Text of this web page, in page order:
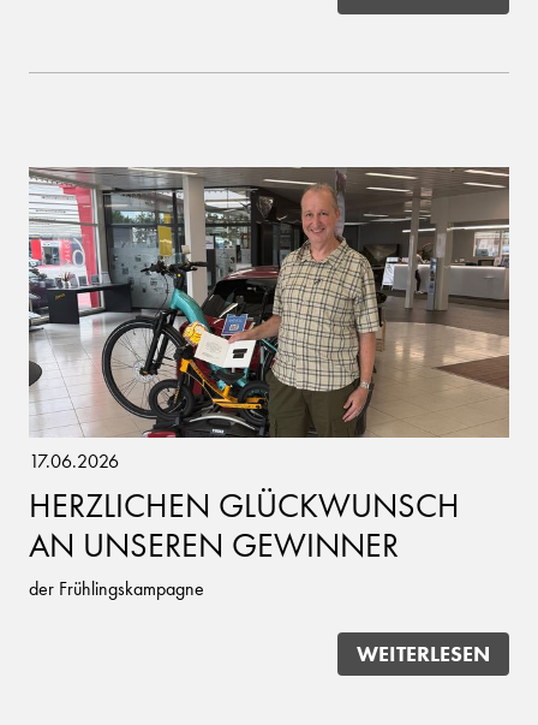
17.06.2026
HERZLICHEN GLÜCKWUNSCH
AN UNSEREN GEWINNER
der Frühlingskampagne
WEITERLESEN